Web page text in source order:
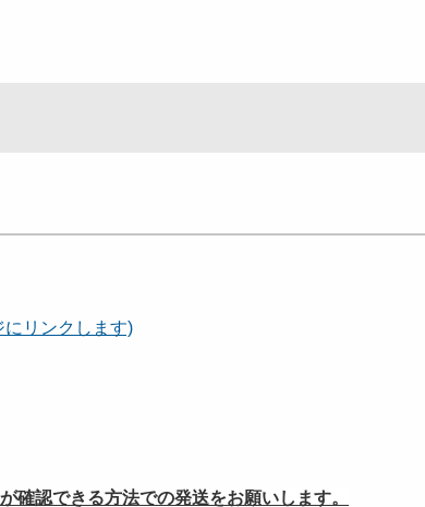
リンクします)
認できる方法での発送をお願いします。